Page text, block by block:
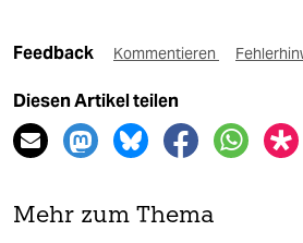
Feedback Kommentieren
Diesen Artikel teilen
Mehr zum Thema